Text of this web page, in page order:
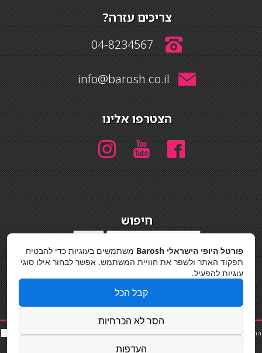
צריכים עזרה?
04-8234567
info@barosh.co.il
הצטרפו אלינו
חיפוש
מדיניות פרטיות
החלקות שיער|תאורה לבית|פאות ותוספות שיער|נייל סטודיו|תוספות שיער|שף פרטי|כ
סאות
פורטל היופי הישראלי Barosh
משתמשים בעוגיות כדי להבטיח
תפקוד האתר ולשפר את חוויית המשתמש. אפשר לבחור אילו סוגי
עוגיות להפעיל.
קבל הכל
הסר לא הכרחיות
העדפות